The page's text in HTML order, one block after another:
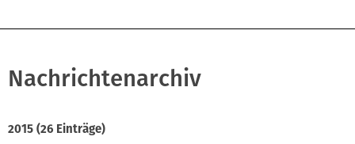
Nachrichtenarchiv
2015 (26 Einträge)